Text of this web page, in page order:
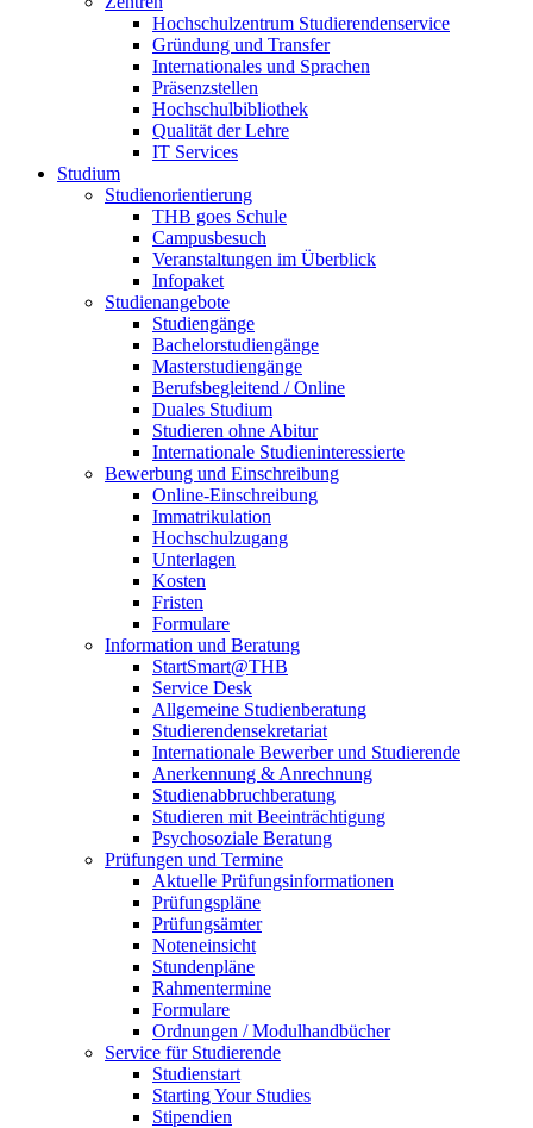
Hochschulzentrum Studierendenservice
Gründung und Transfer
Internationales und Sprachen
Präsenzstellen
Hochschulbibliothek
Qualität der Lehre
IT Services
Studium
Studienorientierung
THB goes Schule
Campusbesuch
Veranstaltungen im Überblick
Infopaket
Studienangebote
Studiengänge
Bachelorstudiengänge
Masterstudiengänge
Berufsbegleitend / Online
Duales Studium
Studieren ohne Abitur
Internationale Studieninteressierte
Bewerbung und Einschreibung
Online-Einschreibung
Immatrikulation
Hochschulzugang
Unterlagen
Kosten
Fristen
Formulare
Information und Beratung
StartSmart@THB
Service Desk
Allgemeine Studienberatung
Studierendensekretariat
Internationale Bewerber und Studierende
Anerkennung & Anrechnung
Studienabbruchberatung
Studieren mit Beeinträchtigung
Psychosoziale Beratung
Prüfungen und Termine
Aktuelle Prüfungsinformationen
Prüfungspläne
Prüfungsämter
Noteneinsicht
Stundenpläne
Rahmentermine
Formulare
Ordnungen / Modulhandbücher
Service für Studierende
Studienstart
Starting Your Studies
Stipendien